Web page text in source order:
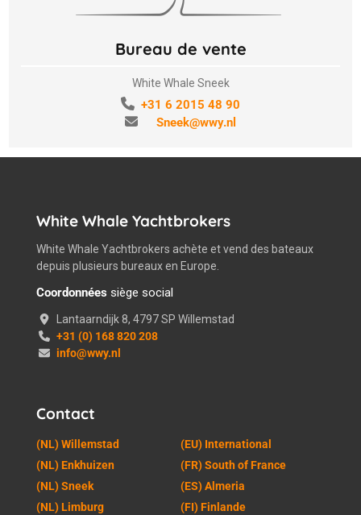
Bureau de vente
White Whale Sneek
+31 6 2015 48 90
Sneek@wwy.nl
White Whale Yachtbrokers
White Whale Yachtbrokers achète et vend des bateaux
depuis plusieurs bureaux en Europe.
Coordonnées siège social
Lantaarndijk 8, 4797 SP Willemstad
+31 (0) 168 820 208
info@wwy.nl
Contact
(NL) Willemstad
(NL) Enkhuizen
(NL) Sneek
(NL) Limburg
(EU) International
(FR) South of France
(ES) Almeria
(FI) Finlande